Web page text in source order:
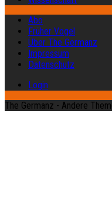
Abo
Früher Vogel
Über The Germanz
Impressum
Datenschutz
Login
The Germanz - Andere